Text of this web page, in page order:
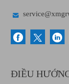

ĐIỀU